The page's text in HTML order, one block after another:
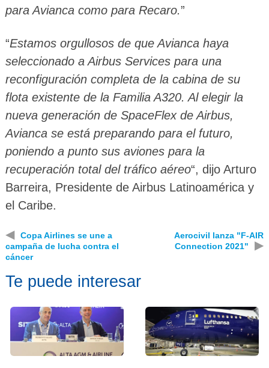
para Avianca como para Recaro.”
“Estamos orgullosos de que Avianca haya
seleccionado a Airbus Services para una
reconfiguración completa de la cabina de su
flota existente de la Familia A320. Al elegir la
nueva generación de SpaceFlex de Airbus,
Avianca se está preparando para el futuro,
poniendo a punto sus aviones para la
recuperación total del tráfico aéreo“, dijo Arturo
Barreira, Presidente de Airbus Latinoamérica y
el Caribe.
◀
Copa Airlines se une a
campaña de lucha contra el
cáncer
Aerocivil lanza "F-AIR
Connection 2021"
▶
Te puede interesar